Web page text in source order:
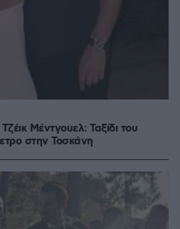
Μέντγουελ: Ταξίδι του
στην Τοσκάνη